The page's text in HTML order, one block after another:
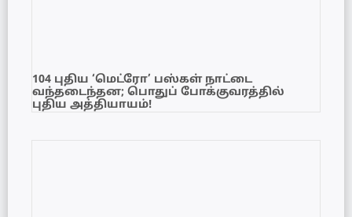
104 புதிய ‘மெட்ரோ’ பஸ்கள் நாட்டை
வந்தடைந்தன; பொதுப் போக்குவரத்தில்
புதிய அத்தியாயம்!